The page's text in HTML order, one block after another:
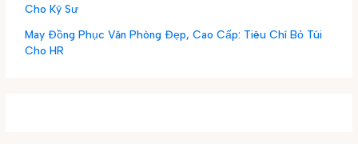
Cho Kỹ Sư
May Đồng Phục Văn Phòng Đẹp, Cao Cấp: Tiêu Chí Bỏ Túi
Cho HR